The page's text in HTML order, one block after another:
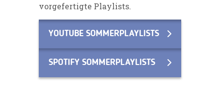
vorgefertigte Playlists.
YOUTUBE SOMMERPLAYLISTS
SPOTIFY SOMMERPLAYLISTS